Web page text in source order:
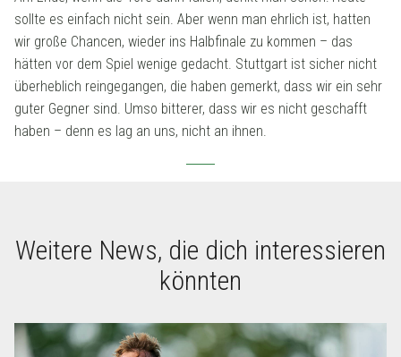
sollte es einfach nicht sein. Aber wenn man ehrlich ist, hatten
wir große Chancen, wieder ins Halbfinale zu kommen – das
hätten vor dem Spiel wenige gedacht. Stuttgart ist sicher nicht
überheblich reingegangen, die haben gemerkt, dass wir ein sehr
guter Gegner sind. Umso bitterer, dass wir es nicht geschafft
haben – denn es lag an uns, nicht an ihnen.
Weitere News, die dich interessieren
könnten